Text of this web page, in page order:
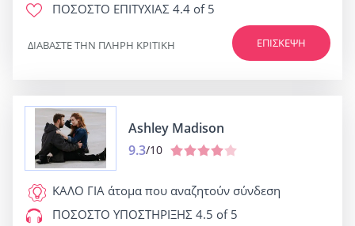
ΠΟΣΟΣΤΟ ΕΠΙΤΥΧΙΑΣ 4.4 of 5
ΕΠΊΣΚΕΨΗ
ΔΙΑΒΆΣΤΕ ΤΗΝ ΠΛΉΡΗ ΚΡΙΤΙΚΉ
Ashley Madison
9.3/10
ΚΑΛΟ ΓΙΑ άτομα που αναζητούν σύνδεση
ΠΟΣΟΣΤΟ ΥΠΟΣΤΗΡΙΞΗΣ 4.5 of 5